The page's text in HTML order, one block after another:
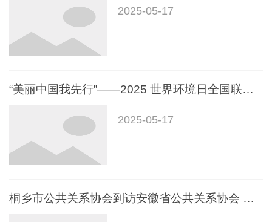
2025-05-17
“美丽中国我先行”——2025 世界环境日全国联动大型环保行动（桐乡分场）讲座活动顺利举办
2025-05-17
桐乡市公共关系协会到访安徽省公共关系协会 共促公关行业协同发展